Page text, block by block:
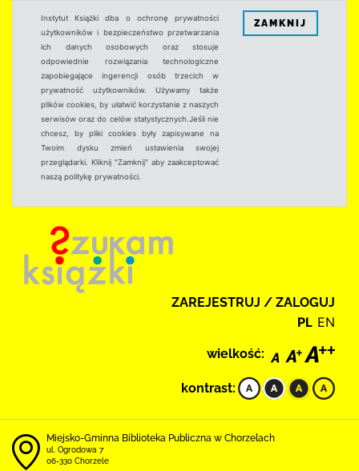
Instytut Książki dba o ochronę prywatności
użytkowników i bezpieczeństwo przetwarzania
ich danych osobowych oraz stosuje
odpowiednie rozwiązania technologiczne
zapobiegające ingerencji osób trzecich w
prywatność użytkowników. Używamy także
plików cookies, by ułatwić korzystanie z naszych
serwisów oraz do celów statystycznych.Jeśli nie
chcesz, by pliki cookies były zapisywane na
Twoim dysku zmień ustawienia swojej
przeglądarki. Kliknij "Zamknij" aby zaakceptować
naszą politykę prywatności.
ZAMKNIJ
ZAREJESTRUJ / ZALOGUJ
PL EN
wielkość:
kontrast:
Miejsko-Gminna Biblioteka Publiczna w Chorzelach
ul. Ogrodowa 7
06-330 Chorzele